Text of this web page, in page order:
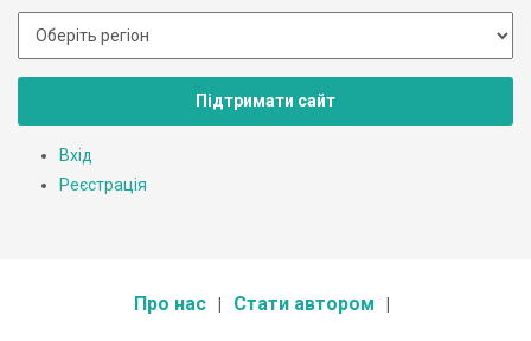
Підтримати сайт
Вхід
Реєстрація
Про нас Стати автором